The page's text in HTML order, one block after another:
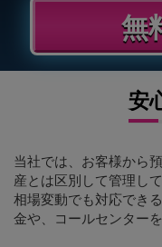
無
安
当社では、お客様から
産とは区別して管理し
相場変動でも対応でき
金や、コールセンターを